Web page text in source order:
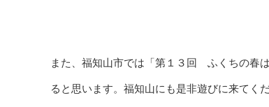
また、福知山市では「第１３回 ふくちの春
ると思います。福知山にも是非遊びに来てく